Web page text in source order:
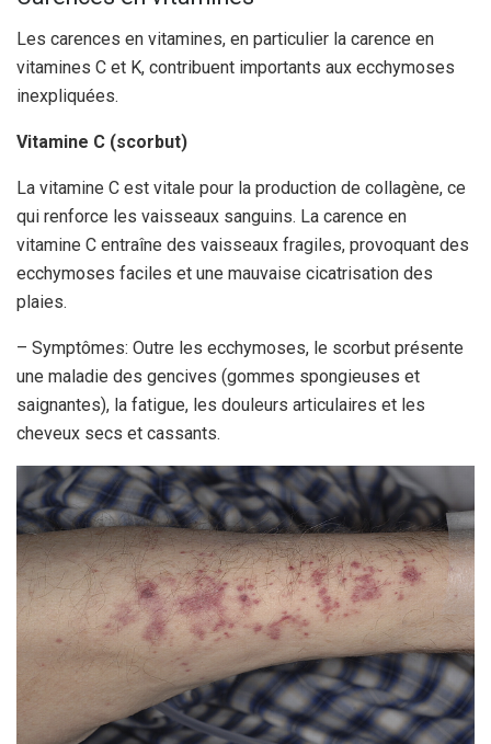
Les carences en vitamines, en particulier la carence en
vitamines C et K, contribuent importants aux ecchymoses
inexpliquées.
Vitamine C (scorbut)
La vitamine C est vitale pour la production de collagène, ce
qui renforce les vaisseaux sanguins. La carence en
vitamine C entraîne des vaisseaux fragiles, provoquant des
ecchymoses faciles et une mauvaise cicatrisation des
plaies.
– Symptômes: Outre les ecchymoses, le scorbut présente
une maladie des gencives (gommes spongieuses et
saignantes), la fatigue, les douleurs articulaires et les
cheveux secs et cassants.